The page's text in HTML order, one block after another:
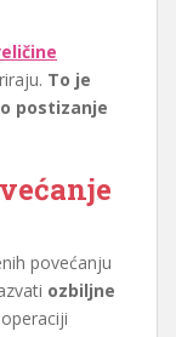
To je
postizanje
povećanju
ozbiljne